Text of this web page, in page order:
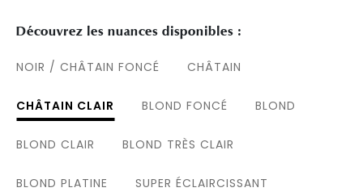
Découvrez les nuances disponibles :
NOIR / CHÂTAIN FONCÉ CHÂTAIN
CHÂTAIN CLAIR BLOND FONCÉ BLOND
BLOND CLAIR BLOND TRÈS CLAIR
BLOND PLATINE SUPER ÉCLAIRCISSANT